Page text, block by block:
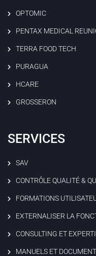
OPTOMIC
PENTAX MEDICAL
TERRA FOOD TECH
PURAGUA
HCARE
GROSSERON
SERVICES
SAV
CONTRÔLE QUALITÉ &
FORMATIONS
EXTERNALISER LA
CONSULTING ET
MANUELS ET